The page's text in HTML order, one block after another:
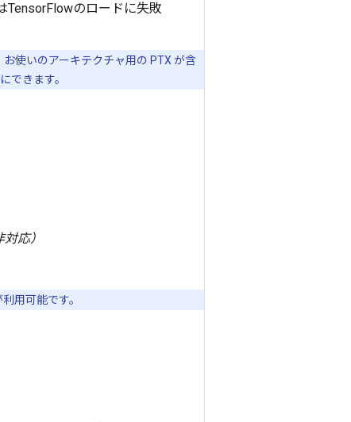
TensorFlowのロードに失敗
使いのアーキテクチャ用の PTX が含
できます。
応）
用可能です。